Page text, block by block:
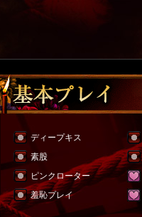
ディープキス
素股
ピンクローター
羞恥プレイ